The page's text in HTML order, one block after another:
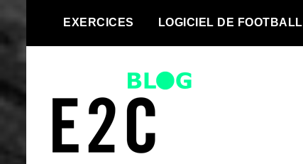
to
content
EXERCICES LOGICIEL DE FOOTBALL